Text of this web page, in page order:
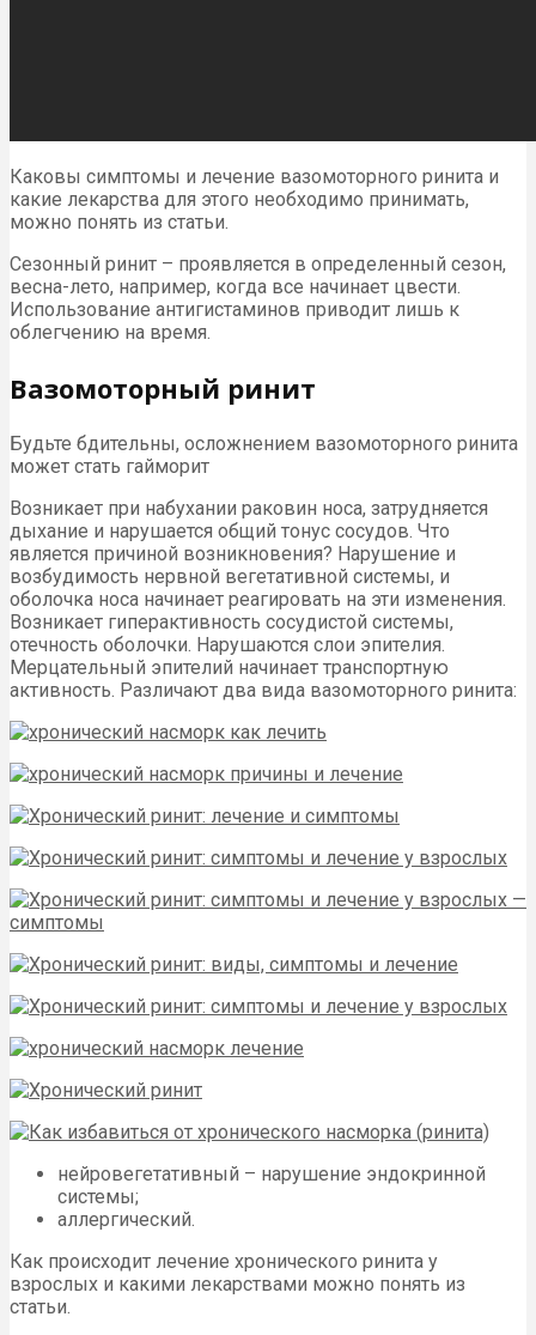
Каковы симптомы и лечение вазомоторного ринита и
какие лекарства для этого необходимо принимать,
можно понять из статьи.
Сезонный ринит – проявляется в определенный сезон,
весна-лето, например, когда все начинает цвести.
Использование антигистаминов приводит лишь к
облегчению на время.
Вазомоторный ринит
Будьте бдительны, осложнением вазомоторного ринита
может стать гайморит
Возникает при набухании раковин носа, затрудняется
дыхание и нарушается общий тонус сосудов. Что
является причиной возникновения? Нарушение и
возбудимость нервной вегетативной системы, и
оболочка носа начинает реагировать на эти изменения.
Возникает гиперактивность сосудистой системы,
отечность оболочки. Нарушаются слои эпителия.
Мерцательный эпителий начинает транспортную
активность. Различают два вида вазомоторного ринита:
нейровегетативный – нарушение эндокринной
системы;
аллергический.
Как происходит лечение хронического ринита у
взрослых и какими лекарствами можно понять из
статьи.